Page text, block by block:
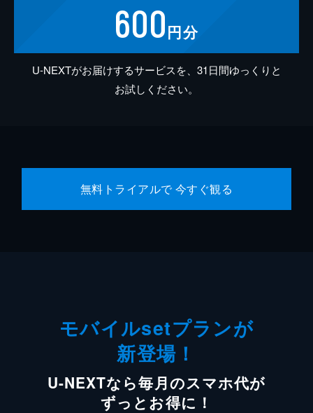
600円分
U-NEXTがお届けするサービスを、31日間ゆっくりと
お試しください。
無料トライアルで 今すぐ観る
モバイルsetプランが
新登場！
U-NEXTなら毎月のスマホ代が
ずっとお得に！